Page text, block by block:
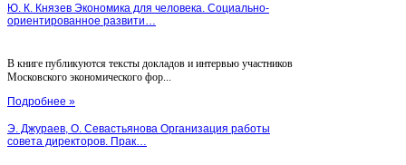
Ю. К. Князев Экономика для человека. Социально-
ориентированное развити…
В книге публикуются тексты докладов и интервью участников
Московского экономического фор...
Подробнее »
Э. Джураев, О. Севастьянова Организация работы
совета директоров. Прак…